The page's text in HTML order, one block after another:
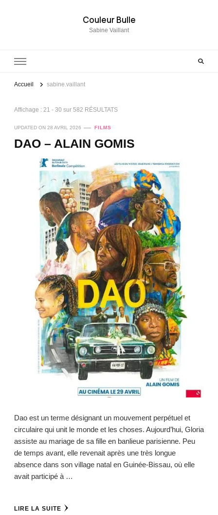
Couleur Bulle
Sabine Vaillant
Accueil sabine.vaillant
Affichage : 21 - 30 sur 582 RÉSULTATS
UPDATED ON 28 AVRIL 2026 FILMS
DAO – ALAIN GOMIS
Dao est un terme désignant un mouvement perpétuel et
circulaire qui unit le monde et les choses. Aujourd’hui, Gloria
assiste au mariage de sa fille en banlieue parisienne. Peu
de temps avant, elle revenait après une très longue
absence dans son village natal en Guinée-Bissau, où elle
avait participé à …
LIRE LA SUITE